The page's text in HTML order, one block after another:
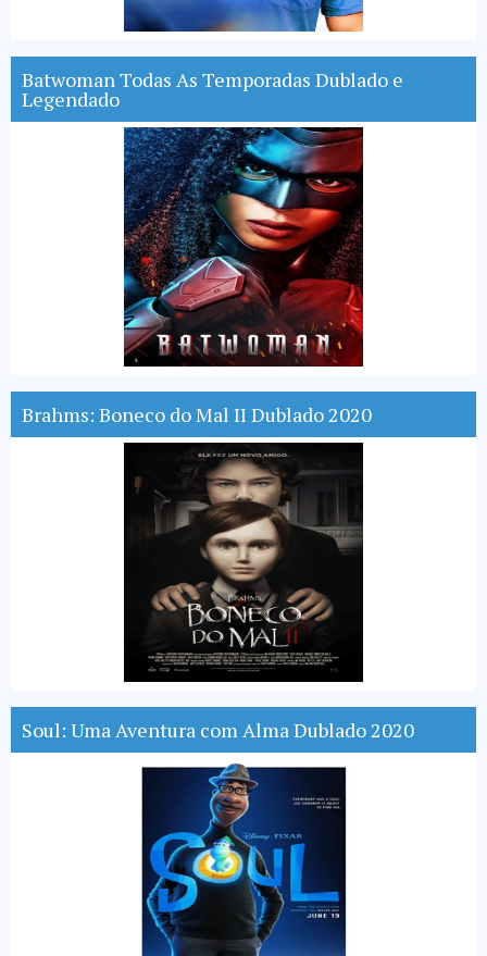
Batwoman Todas As Temporadas Dublado e
Legendado
Brahms: Boneco do Mal II Dublado 2020
Soul: Uma Aventura com Alma Dublado 2020